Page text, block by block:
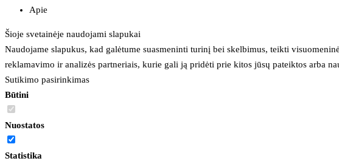
Apie
Šioje svetainėje naudojami slapukai
Naudojame slapukus, kad galėtume suasmeninti turinį bei skelbimus, teikti
reklamavimo ir analizės partneriais, kurie gali ją pridėti prie kitos jūsų pateiktos arba
Sutikimo pasirinkimas
Būtini
Nuostatos
Statistika